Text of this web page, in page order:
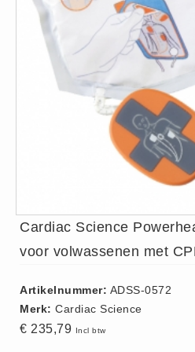
VCA Trajecten
ISO 9001 Begeleiding
Evenementenveiligheid
Inspectiecentrale
Klachten
Privacy
Retourneren
Algemene Voorwaarden
Cardiac Science
voor volwassenen met
Artikelnummer: ADSS-0572
Merk: Cardiac Science
€ 235,79 Incl btw